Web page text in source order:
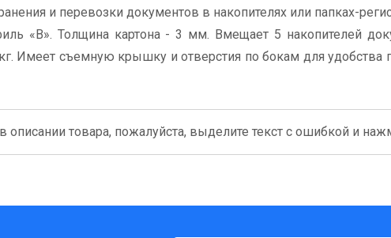
и перевозки документов в накопителях или папках-
«В». Толщина картона - 3 мм. Вмещает 5 накопителей
Имеет съемную крышку и отверстия по бокам для удобства
в описании товара, пожалуйста, выделите текст с ошибкой и